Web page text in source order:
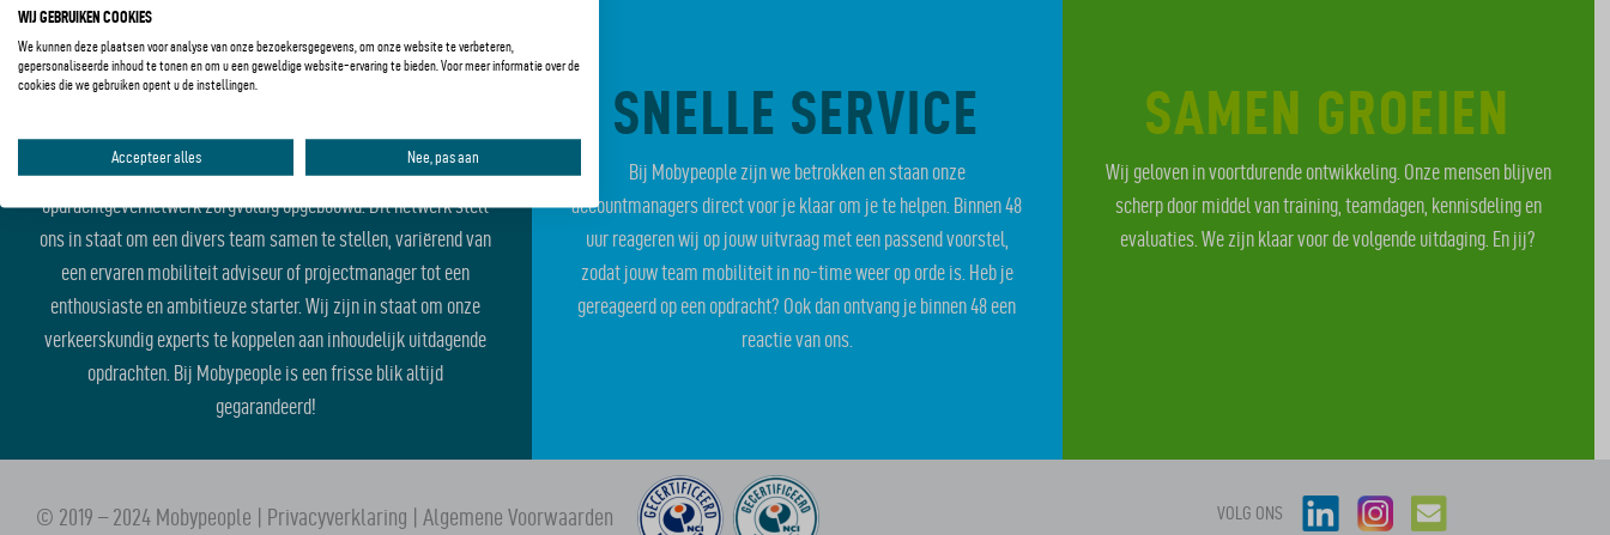
GROOT NETWERK
Met trots hebben we de afgelopen 25 jaar ons kandidaten- en
opdrachtgevernetwerk zorgvuldig opgebouwd. Dit netwerk stelt
ons in staat om een divers team samen te stellen, variërend van
een ervaren mobiliteit adviseur of projectmanager tot een
enthousiaste en ambitieuze starter. Wij zijn in staat om onze
verkeerskundig experts te koppelen aan inhoudelijk uitdagende
opdrachten. Bij Mobypeople is een frisse blik altijd
gegarandeerd!
SNELLE SERVICE
Bij Mobypeople zijn we betrokken en staan onze
accountmanagers direct voor je klaar om je te helpen. Binnen 48
uur reageren wij op jouw uitvraag met een passend voorstel,
zodat jouw team mobiliteit in no-time weer op orde is. Heb je
gereageerd op een opdracht? Ook dan ontvang je binnen 48 een
reactie van ons.
SAMEN GROEIEN
Wij geloven in voortdurende ontwikkeling. Onze mensen blijven
scherp door middel van training, teamdagen, kennisdeling en
evaluaties. We zijn klaar voor de volgende uitdaging. En jij?
© 2019 – 2024 Mobypeople | Privacyverklaring Algemene Voorwaarden VOLG ONS
WIJ GEBRUIKEN COOKIES
We kunnen deze plaatsen voor analyse van onze bezoekersgegevens, om onze website te verbeteren,
gepersonaliseerde inhoud te tonen en om u een geweldige website-ervaring te bieden. Voor meer informatie over de
cookies die we gebruiken opent u de instellingen.
Accepteer alles Nee, pas aan